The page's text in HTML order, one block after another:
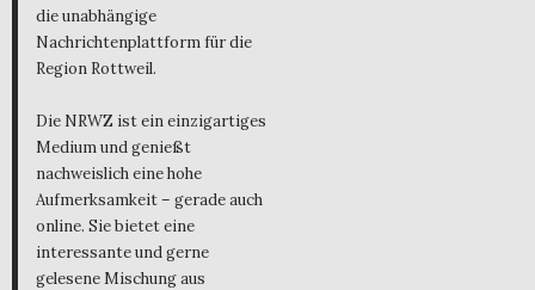
die unabhängige
Nachrichtenplattform für die
Region Rottweil.
Die NRWZ ist ein einzigartiges
Medium und genießt
nachweislich eine hohe
Aufmerksamkeit – gerade auch
online. Sie bietet eine
interessante und gerne
gelesene Mischung aus